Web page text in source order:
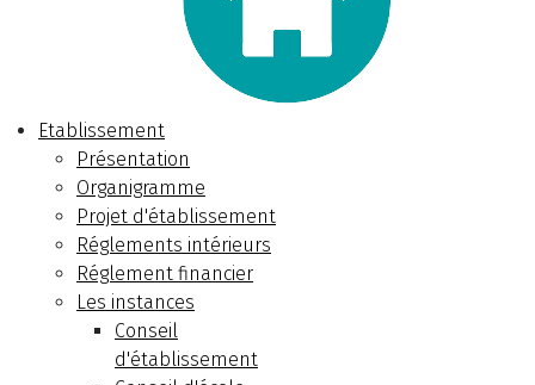
Etablissement
Présentation
Organigramme
Projet d'établissement
Réglements intérieurs
Réglement financier
Les instances
Conseil
d'établissement